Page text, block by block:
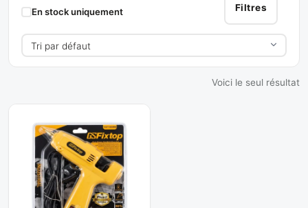
Colle
Electrique
Filtres
En stock uniquement
Voici le seul résultat